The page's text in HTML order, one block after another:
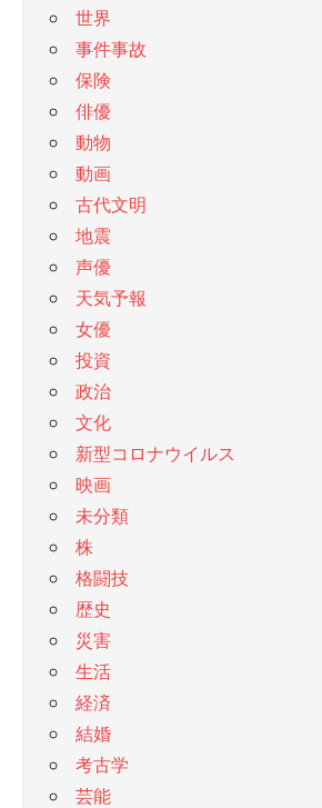
世界
事件事故
保険
俳優
動物
動画
古代文明
地震
声優
天気予報
女優
投資
政治
文化
新型コロナウイルス
映画
未分類
株
格闘技
歴史
災害
生活
経済
結婚
考古学
芸能